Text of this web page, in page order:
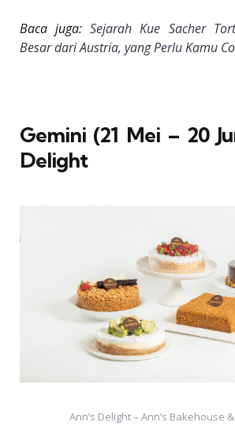
Baca juga:Sejarah Kue Sacher
Besar dari Austria, yang Perlu Kamu
Gemini (21 Mei – 20
Delight
Ann’s Delight – Ann’s Bakehouse